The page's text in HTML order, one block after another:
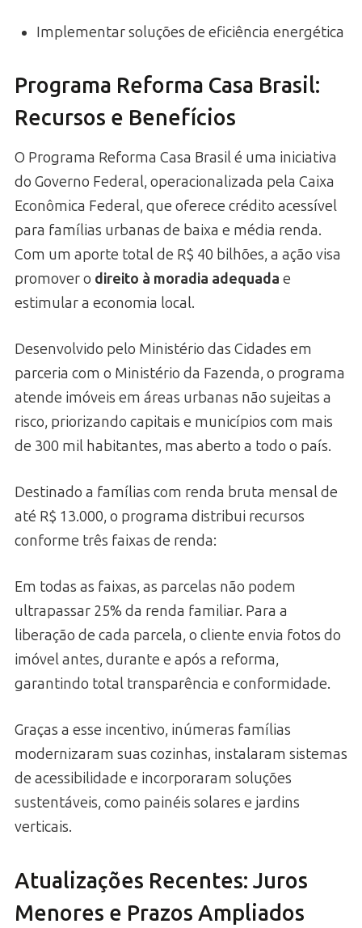
Implementar soluções de eficiência energética
Programa Reforma Casa Brasil:
Recursos e Benefícios
O Programa Reforma Casa Brasil é uma iniciativa
do Governo Federal, operacionalizada pela Caixa
Econômica Federal, que oferece crédito acessível
para famílias urbanas de baixa e média renda.
Com um aporte total de R$ 40 bilhões, a ação visa
promover o direito à moradia adequada e
estimular a economia local.
Desenvolvido pelo Ministério das Cidades em
parceria com o Ministério da Fazenda, o programa
atende imóveis em áreas urbanas não sujeitas a
risco, priorizando capitais e municípios com mais
de 300 mil habitantes, mas aberto a todo o país.
Destinado a famílias com renda bruta mensal de
até R$ 13.000, o programa distribui recursos
conforme três faixas de renda:
Em todas as faixas, as parcelas não podem
ultrapassar 25% da renda familiar. Para a
liberação de cada parcela, o cliente envia fotos do
imóvel antes, durante e após a reforma,
garantindo total transparência e conformidade.
Graças a esse incentivo, inúmeras famílias
modernizaram suas cozinhas, instalaram sistemas
de acessibilidade e incorporaram soluções
sustentáveis, como painéis solares e jardins
verticais.
Atualizações Recentes: Juros
Menores e Prazos Ampliados